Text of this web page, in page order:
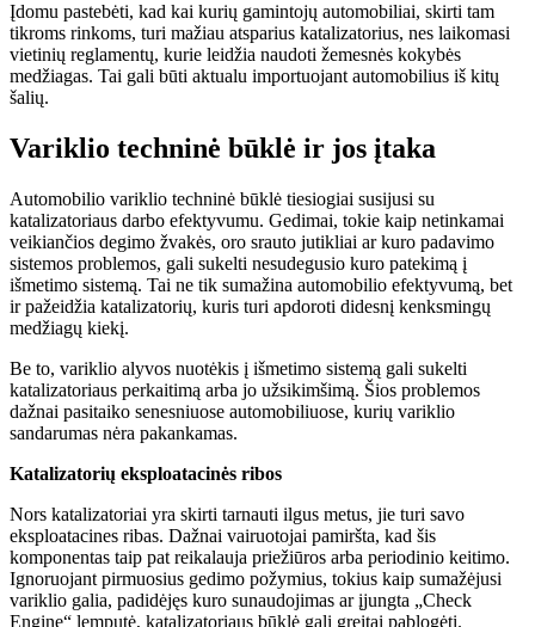
Įdomu pastebėti, kad kai kurių gamintojų automobiliai, skirti tam
tikroms rinkoms, turi mažiau atsparius katalizatorius, nes laikomasi
vietinių reglamentų, kurie leidžia naudoti žemesnės kokybės
medžiagas. Tai gali būti aktualu importuojant automobilius iš kitų
šalių.
Variklio techninė būklė ir jos įtaka
Automobilio variklio techninė būklė tiesiogiai susijusi su
katalizatoriaus darbo efektyvumu. Gedimai, tokie kaip netinkamai
veikiančios degimo žvakės, oro srauto jutikliai ar kuro padavimo
sistemos problemos, gali sukelti nesudegusio kuro patekimą į
išmetimo sistemą. Tai ne tik sumažina automobilio efektyvumą, bet
ir pažeidžia katalizatorių, kuris turi apdoroti didesnį kenksmingų
medžiagų kiekį.
Be to, variklio alyvos nuotėkis į išmetimo sistemą gali sukelti
katalizatoriaus perkaitimą arba jo užsikimšimą. Šios problemos
dažnai pasitaiko senesniuose automobiliuose, kurių variklio
sandarumas nėra pakankamas.
Katalizatorių eksploatacinės ribos
Nors katalizatoriai yra skirti tarnauti ilgus metus, jie turi savo
eksploatacines ribas. Dažnai vairuotojai pamiršta, kad šis
komponentas taip pat reikalauja priežiūros arba periodinio keitimo.
Ignoruojant pirmuosius gedimo požymius, tokius kaip sumažėjusi
variklio galia, padidėjęs kuro sunaudojimas ar įjungta „Check
Engine“ lemputė, katalizatoriaus būklė gali greitai pablogėti.